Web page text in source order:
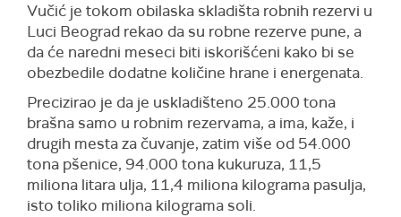
Vučić je tokom obilaska skladišta robnih rezervi u
Luci Beograd rekao da su robne rezerve pune, a
da će naredni meseci biti iskorišćeni kako bi se
obezbedile dodatne količine hrane i energenata.
Precizirao je da je uskladišteno 25.000 tona
brašna samo u robnim rezervama, a ima, kaže, i
drugih mesta za čuvanje, zatim više od 54.000
tona pšenice, 94.000 tona kukuruza, 11,5
miliona litara ulja, 11,4 miliona kilograma pasulja,
isto toliko miliona kilograma soli.